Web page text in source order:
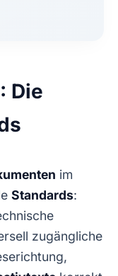
Die
im
Standards:
zugängliche